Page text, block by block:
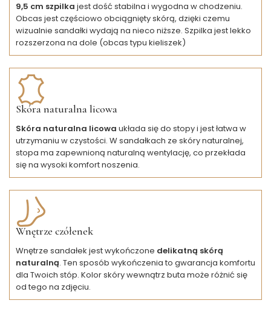
9,5 cm szpilka jest dość stabilna i wygodna w chodzeniu.
Obcas jest częściowo obciągnięty skórą, dzięki czemu
wizualnie sandałki wydają na nieco niższe. Szpilka jest lekko
rozszerzona na dole (obcas typu kieliszek)
Skóra naturalna licowa
Skóra naturalna licowa układa się do stopy i jest łatwa w
utrzymaniu w czystości. W sandałkach ze skóry naturalnej,
stopa ma zapewnioną naturalną wentylację, co przekłada
się na wysoki komfort noszenia.
Wnętrze czółenek
Wnętrze sandałek jest wykończone delikatną skórą
naturalną. Ten sposób wykończenia to gwarancja komfortu
dla Twoich stóp. Kolor skóry wewnątrz buta może różnić się
od tego na zdjęciu.